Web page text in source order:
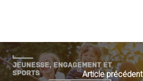
Article précédent